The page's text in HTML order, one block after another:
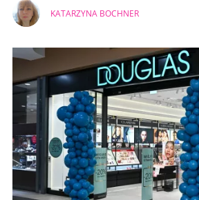
KATARZYNA BOCHNER